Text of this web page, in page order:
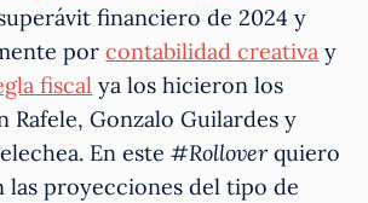
financiero de 2024 y
porcontabilidad creativa y
fiscal ya los hicieron los
Rafele, Gonzalo Guilardes y
En este#Rolloverquiero
las proyecciones del tipo de